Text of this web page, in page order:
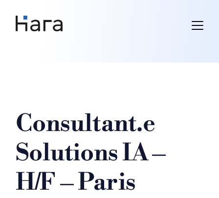
content
Consultant.e
Solutions IA –
H/F – Paris